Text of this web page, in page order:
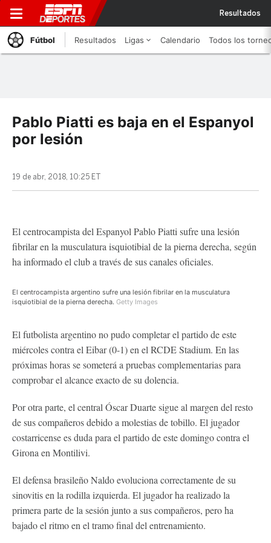
Resultados
Fútbol Resultados Ligas Calendario Todos los
Pablo Piatti es baja en el Espanyol
por lesión
19 de abr, 2018, 10:25 ET
El centrocampista del Espanyol Pablo Piatti sufre una lesión
fibrilar en la musculatura isquiotibial de la pierna derecha, según
ha informado el club a través de sus canales oficiales.
El centrocampista argentino sufre una lesión fibrilar en la musculatura
isquiotibial de la pierna derecha. Getty Images
El futbolista argentino no pudo completar el partido de este
miércoles contra el Eibar (0-1) en el RCDE Stadium. En las
próximas horas se someterá a pruebas complementarias para
comprobar el alcance exacto de su dolencia.
Por otra parte, el central Óscar Duarte sigue al margen del resto
de sus compañeros debido a molestias de tobillo. El jugador
costarricense es duda para el partido de este domingo contra el
Girona en Montilivi.
El defensa brasileño Naldo evoluciona correctamente de su
sinovitis en la rodilla izquierda. El jugador ha realizado la
primera parte de la sesión junto a sus compañeros, pero ha
bajado el ritmo en el tramo final del entrenamiento.